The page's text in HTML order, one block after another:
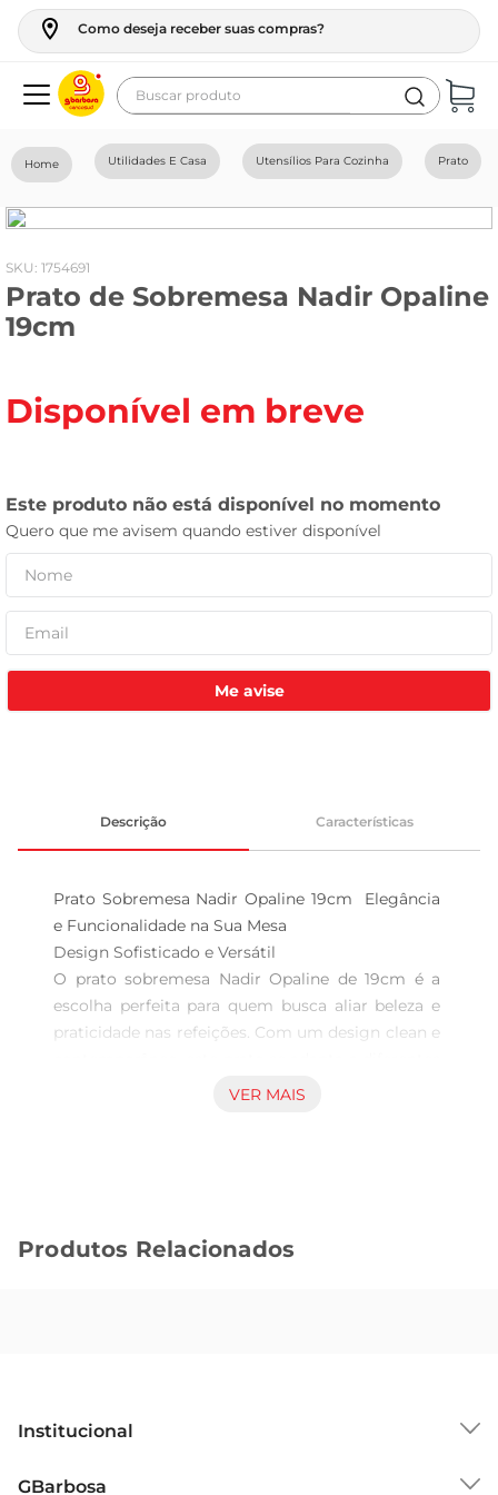
Como deseja receber suas compras?
Buscar produto
Utilidades E Casa Utensílios Para Cozinha Prato
: 1754691
Prato de Sobremesa Nadir Opaline
19cm
Disponível em breve
Me avise
Descrição Características
Prato Sobremesa Nadir Opaline 19cm  Elegância
e Funcionalidade na Sua Mesa
Design Sofisticado e Versátil
O prato sobremesa Nadir Opaline de 19cm é a
escolha perfeita para quem busca aliar beleza e
praticidade nas refeições. Com um design clean e
estilos de mesa, desde as mais simples até as
Opaline é resistente e durável, ideal para o uso
Tamanho Ideal para Sobremesas
servir uma variedade de sobremesas, como
VER MAIS
Produtos Relacionados
Institucional
GBarbosa
geladeira
fogao
café
cerveja
leite
celular